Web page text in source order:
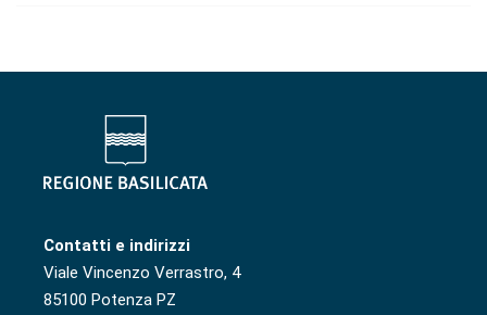
Contatti e indirizzi
Viale Vincenzo Verrastro, 4
85100 Potenza PZ